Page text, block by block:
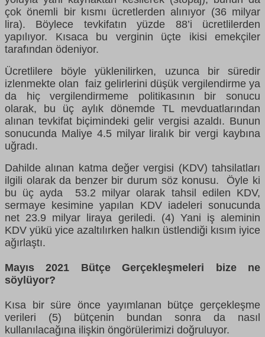
çok önemli bir kısmı ücretlerden alınıyor (36 milyar
lira). Böylece tevkifatın yüzde 88’i ücretlilerden
yapılıyor. Kısaca bu verginin üçte ikisi emekçiler
tarafından ödeniyor.
Ücretlilere böyle yüklenilirken, uzunca bir süredir
izlenmekte olan faiz gelirlerini düşük vergilendirme ya
da hiç vergilendirmeme politikasının bir sonucu
olarak, bu üç aylık dönemde TL mevduatlarından
alınan tevkifat biçimindeki gelir vergisi azaldı. Bunun
sonucunda Maliye 4.5 milyar liralık bir vergi kaybına
uğradı.
Dahilde alınan katma değer vergisi (KDV) tahsilatları
ilgili olarak da benzer bir durum söz konusu. Öyle ki
bu üç ayda 53.2 milyar olarak tahsil edilen KDV,
sermaye kesimine yapılan KDV iadeleri sonucunda
net 23.9 milyar liraya geriledi. (4) Yani iş aleminin
KDV yükü yice azaltılırken halkın üstlendiği kısım iyice
ağırlaştı.
Mayıs 2021 Bütçe Gerçekleşmeleri bize ne
söylüyor?
Kısa bir süre önce yayımlanan bütçe gerçekleşme
verileri (5) bütçenin bundan sonra da nasıl
kullanılacağına ilişkin öngörülerimizi doğruluyor.